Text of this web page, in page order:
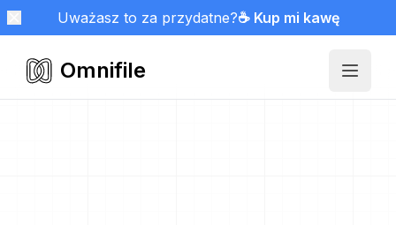
Uważasz to za przydatne?☕ Kup mi kawę
Omnifile